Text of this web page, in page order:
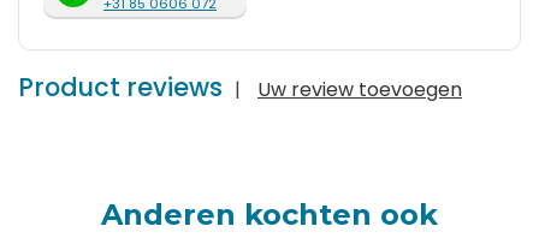
Product reviews | Uw review toevoegen
Anderen kochten ook